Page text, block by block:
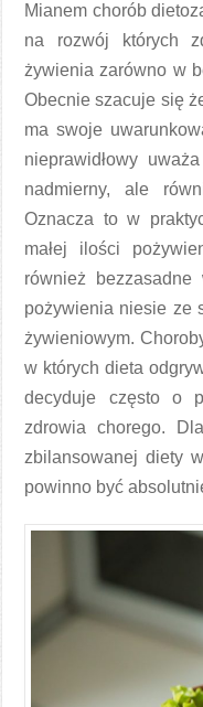
Mianem chorób
na rozwój których
żywienia zarówno w
Obecnie szacuje się
ma swoje
nieprawidłowy
nadmierny, ale
Oznacza to w
małej ilości
również
pożywienia niesie ze
żywieniowym.
w których dieta
decyduje często o
zdrowia chorego.
zbilansowanej diety
powinno być